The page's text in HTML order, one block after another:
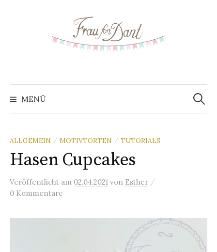
e
z
u
I
h
l
MENÜ S
n
ALLGEMEIN / MOTIVTORTEN / TUTORIALS
Hasen Cupcakes
Veröffentlicht am 02.04.2021 von Esther /
0 Kommentare